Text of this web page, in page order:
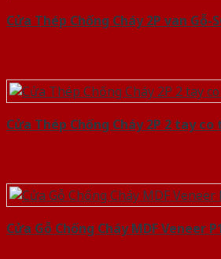
Cửa Thép Chống Cháy 2P van Gỗ-
Cửa Thép Chống Cháy 2P 2 tay co
Cửa Gỗ Chống Cháy MDF Veneer